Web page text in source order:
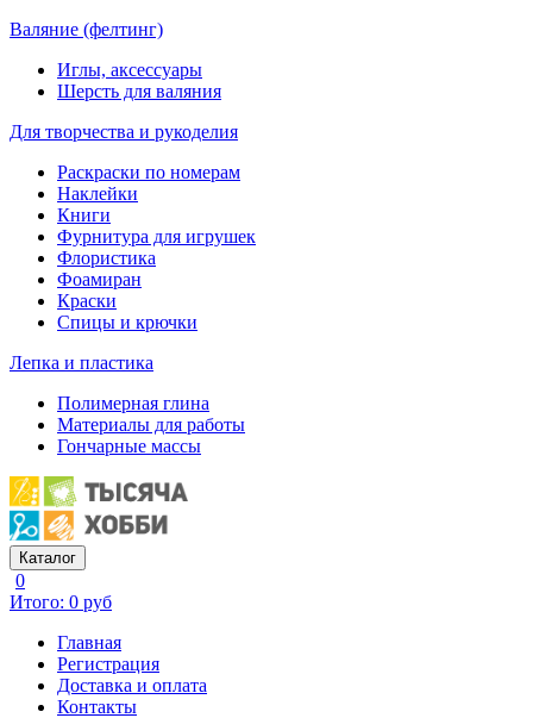
Валяние (фелтинг)
Иглы, аксессуары
Шерсть для валяния
Для творчества и рукоделия
Раскраски по номерам
Наклейки
Книги
Фурнитура для игрушек
Флористика
Фоамиран
Краски
Спицы и крючки
Лепка и пластика
Полимерная глина
Материалы для работы
Гончарные массы
Каталог
0
Итого: 0 руб
Главная
Регистрация
Доставка и оплата
Контакты